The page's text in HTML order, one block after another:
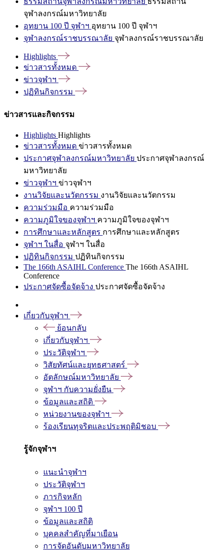
จุฬาลงกรณ์มหาวิทยาลัย
อุทยาน 100 ปี จุฬาฯ อุทยาน 100 ปี จุฬาฯ
จุฬาลงกรณ์ราชบรรณาลัย จุฬาลงกรณ์ราชบรรณาลัย
Highlights
ข่าวสารทั้งหมด
ข่าวจุฬาฯ
ปฏิทินกิจกรรม
ข่าวสารและกิจกรรม
Highlights Highlights
ข่าวสารทั้งหมด ข่าวสารทั้งหมด
ประกาศจุฬาลงกรณ์มหาวิทยาลัย ประกาศจุฬาลงกรณ์
มหาวิทยาลัย
ข่าวจุฬาฯ ข่าวจุฬาฯ
งานวิจัยและนวัตกรรม งานวิจัยและนวัตกรรม
ความร่วมมือ ความร่วมมือ
ความภูมิใจของจุฬาฯ ความภูมิใจของจุฬาฯ
การศึกษาและหลักสูตร การศึกษาและหลักสูตร
จุฬาฯ ในสื่อ จุฬาฯ ในสื่อ
ปฏิทินกิจกรรม ปฏิทินกิจกรรม
The 166th ASAIHL Conference The 166th ASAIHL
Conference
ประกาศจัดซื้อจัดจ้าง ประกาศจัดซื้อจัดจ้าง
เกี่ยวกับจุฬาฯ
ย้อนกลับ
เกี่ยวกับจุฬาฯ
ประวัติจุฬาฯ
วิสัยทัศน์และยุทธศาสตร์
อัตลักษณ์มหาวิทยาลัย
จุฬาฯ กับความยั่งยืน
ข้อมูลและสถิติ
หน่วยงานของจุฬาฯ
ร้องเรียนทุจริตและประพฤติมิชอบ
รู้จักจุฬาฯ
แนะนำจุฬาฯ
ประวัติจุฬาฯ
ภารกิจหลัก
จุฬาฯ 100 ปี
ข้อมูลและสถิติ
บุคคลสำคัญที่มาเยือน
การจัดอันดับมหาวิทยาลัย